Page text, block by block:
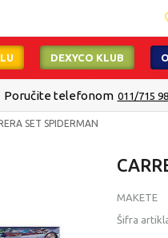
DEXYCO KLUB
Poručite telefonom 011/715
SET SPIDERMAN
MAKETE
Šifra